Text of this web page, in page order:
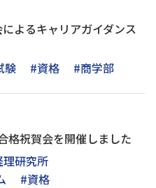
よるキャリアガイダンス
験 #資格 #商学部
格祝賀会を開催しました
理研究所
#資格